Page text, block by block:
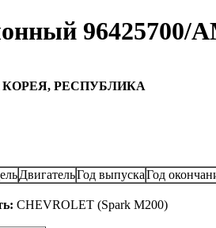
96425700/
КОРЕЯ, РЕСПУБЛИКА
ДвигательГод выпускаГод
CHEVROLET (Spark M200)